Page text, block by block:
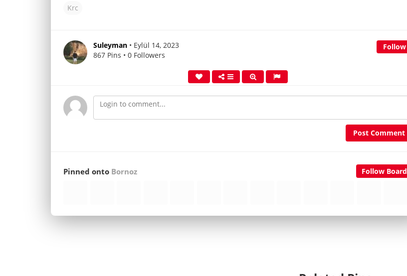
Krc
Follow
Suleyman • Eylül 14, 2023
867 Pins • 0 Followers
Post Comment
Follow Board
Pinned onto Bornoz